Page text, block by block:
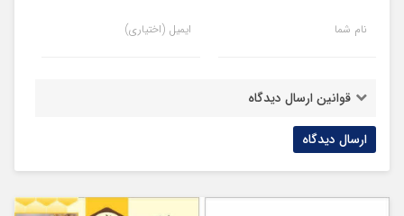
نام شما ایمیل (اختیاری)
قوانین ارسال دیدگاه